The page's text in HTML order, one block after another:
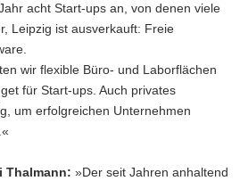
acht Start-ups an, von denen viele
Leipzig ist ausverkauft: Freie
wir flexible Büro- und Laborflächen
für Start-ups. Auch privates
um erfolgreichen Unternehmen
Thalmann: »Der seit Jahren anhaltend